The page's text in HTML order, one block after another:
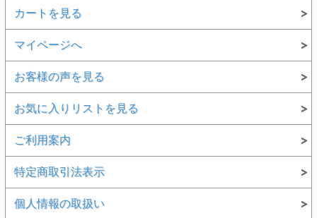
カートを見る
マイページへ
お客様の声を見る
お気に入りリストを見る
ご利用案内
特定商取引法表示
個人情報の取扱い